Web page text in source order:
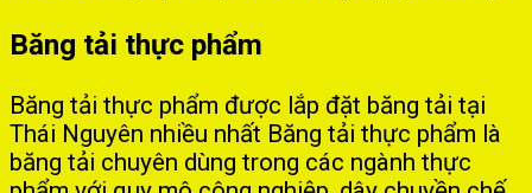
Băng tải thực phẩm
Băng tải thực phẩm được lắp đặt băng tải tại
Thái Nguyên nhiều nhất Băng tải thực phẩm là
băng tải chuyên dùng trong các ngành thực